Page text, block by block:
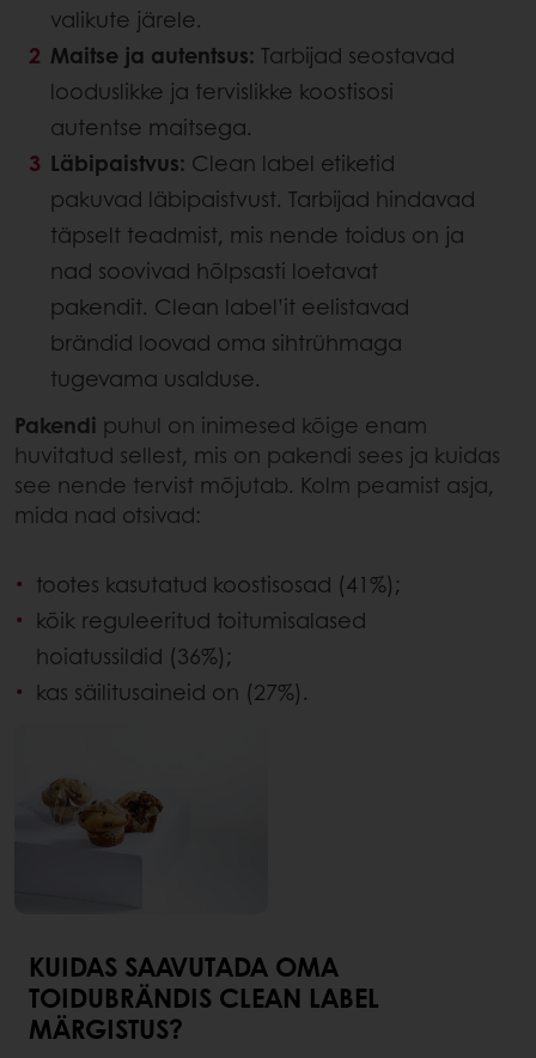
valikute järele.
Maitse ja autentsus: Tarbijad seostavad
looduslikke ja tervislikke koostisosi
autentse maitsega.
Läbipaistvus: Clean label etiketid
pakuvad läbipaistvust. Tarbijad hindavad
täpselt teadmist, mis nende toidus on ja
nad soovivad hõlpsasti loetavat
pakendit. Clean label’it eelistavad
brändid loovad oma sihtrühmaga
tugevama usalduse.
Pakendi puhul on inimesed kõige enam
huvitatud sellest, mis on pakendi sees ja kuidas
see nende tervist mõjutab. Kolm peamist asja,
mida nad otsivad:
tootes kasutatud koostisosad (41%);
kõik reguleeritud toitumisalased
hoiatussildid (36%);
kas säilitusaineid on (27%).
KUIDAS SAAVUTADA OMA
TOIDUBRÄNDIS CLEAN LABEL
MÄRGISTUS?